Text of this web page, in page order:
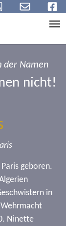
der Namen
nicht!
geboren.
in
Ninette